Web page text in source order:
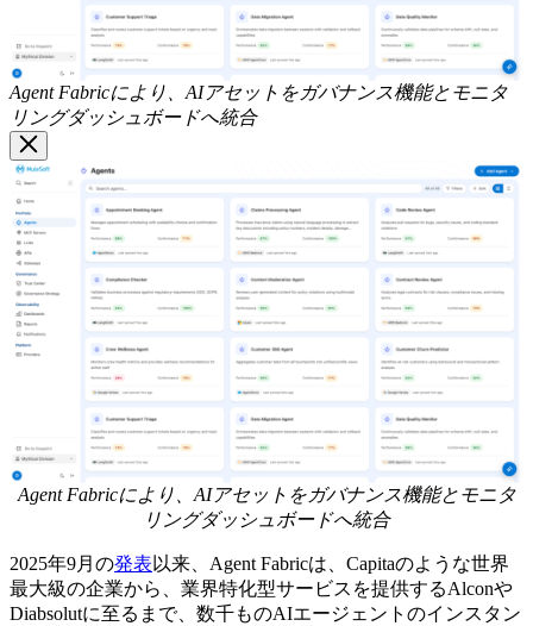
Agent Fabricにより、AIアセットをガバナンス機能とモニタ
リングダッシュボードへ統合
Image
Modal
Agent Fabricにより、AIアセットをガバナンス機能とモニタ
リングダッシュボードへ統合
2025年9月の発表 以来、Agent Fabricは、Capitaのような世界
最大級の企業から、業界特化型サービスを提供するAlconや
Diabsolutに至るまで、数千ものAIエージェントのインスタン